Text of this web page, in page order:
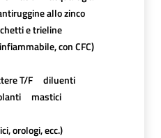
allo zinco
e trieline
con CFC)
T/F
diluenti
mastici
orologi, ecc.)